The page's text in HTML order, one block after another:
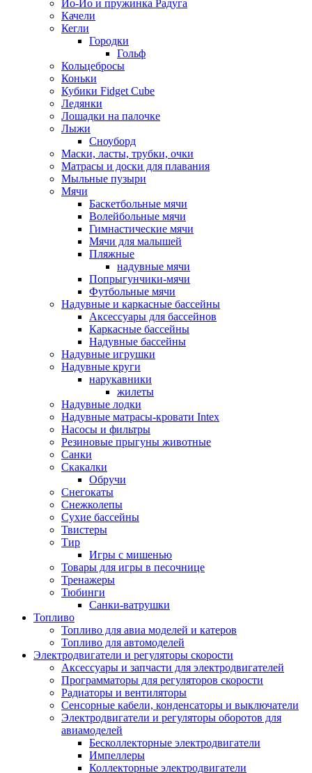
Йо-Йо и пружинка Радуга
Качели
Кегли
Городки
Гольф
Кольцебросы
Коньки
Кубики Fidget Cube
Ледянки
Лошадки на палочке
Лыжи
Сноуборд
Маски, ласты, трубки, очки
Матрасы и доски для плавания
Мыльные пузыри
Мячи
Баскетбольные мячи
Волейбольные мячи
Гимнастические мячи
Мячи для малышей
Пляжные
надувные мячи
Попрыгунчики-мячи
Футбольные мячи
Надувные и каркасные бассейны
Аксессуары для бассейнов
Каркасные бассейны
Надувные бассейны
Надувные игрушки
Надувные круги
нарукавники
жилеты
Надувные лодки
Надувные матрасы-кровати Intex
Насосы и фильтры
Резиновые прыгуны животные
Санки
Скакалки
Обручи
Снегокаты
Снежколепы
Сухие бассейны
Твистеры
Тир
Игры с мишенью
Товары для игры в песочнице
Тренажеры
Тюбинги
Санки-ватрушки
Топливо
Топливо для авиа моделей и катеров
Топливо для автомоделей
Электродвигатели и регуляторы скорости
Аксессуары и запчасти для электродвигателей
Программаторы для регуляторов скорости
Радиаторы и вентиляторы
Сенсорные кабели, конденсаторы и выключатели
Электродвигатели и регуляторы оборотов для
авиамоделей
Бесколлекторные электродвигатели
Импеллеры
Коллекторные электродвигатели